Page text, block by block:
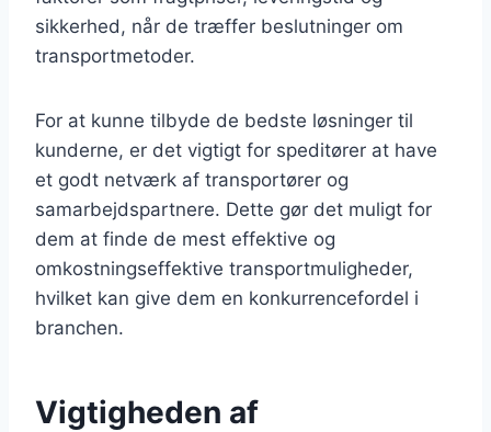
sikkerhed, når de træffer beslutninger om
transportmetoder.
For at kunne tilbyde de bedste løsninger til
kunderne, er det vigtigt for speditører at have
et godt netværk af transportører og
samarbejdspartnere. Dette gør det muligt for
dem at finde de mest effektive og
omkostningseffektive transportmuligheder,
hvilket kan give dem en konkurrencefordel i
branchen.
Vigtigheden af